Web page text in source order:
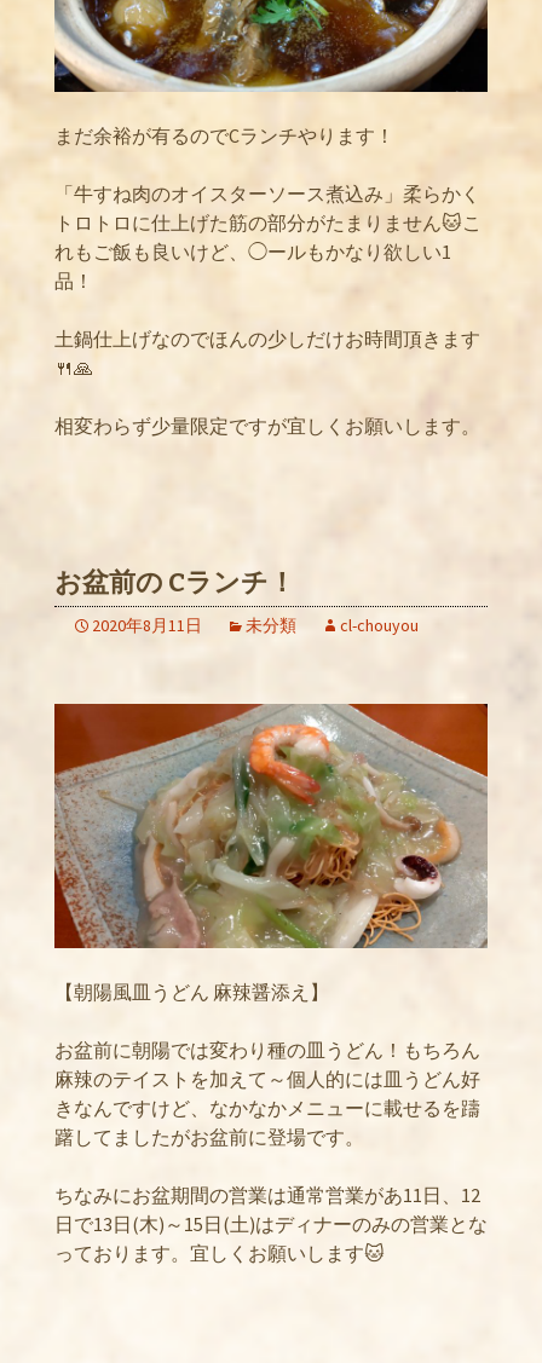
まだ余裕が有るのでCランチやります！
「牛すね肉のオイスターソース煮込み」柔らかく
トロトロに仕上げた筋の部分がたまりません🐱こ
れもご飯も良いけど、◯ールもかなり欲しい1
品！
土鍋仕上げなのでほんの少しだけお時間頂きます
🍴🙏
相変わらず少量限定ですが宜しくお願いします。
お盆前の Cランチ！
2020年8月11日 未分類 cl-chouyou
【朝陽風皿うどん 麻辣醤添え】
お盆前に朝陽では変わり種の皿うどん！もちろん
麻辣のテイストを加えて～個人的には皿うどん好
きなんですけど、なかなかメニューに載せるを躊
躇してましたがお盆前に登場です。
ちなみにお盆期間の営業は通常営業があ11日、12
日で13日(木)～15日(土)はディナーのみの営業とな
っております。宜しくお願いします🐱